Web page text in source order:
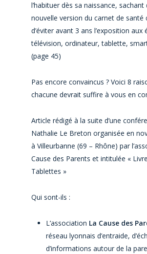
l’habituer dès sa naissance, sachant
nouvelle version du carnet de santé
d’éviter avant 3 ans l’exposition aux
télévision, ordinateur, tablette,
(page 45)
Pas encore convaincus ? Voici 8
chacune devrait suffire à vous en
Article rédigé à la suite d’une
Nathalie Le Breton organisée en
à Villeurbanne (69 – Rhône) par
Cause des Parents et intitulée «
Tablettes »
Qui sont-ils :
L’association La Cause des
réseau lyonnais d’entraide,
d’informations autour de la